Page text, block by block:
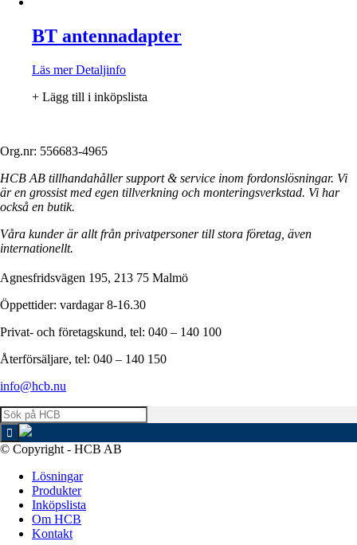
BT antennadapter
Läs merDetaljinfo
+ Lägg till i inköpslista
Org.nr: 556683-4965
HCB AB tillhandahåller support & service inom fordonslösningar. Vi
är en grossist med egen tillverkning och monteringsverkstad. Vi har
också en butik.
Våra kunder är allt från privatpersoner till stora företag, även
internationellt.
Agnesfridsvägen 195, 213 75 Malmö
Öppettider: vardagar 8-16.30
Privat- och företagskund, tel: 040 – 140 100
Återförsäljare, tel: 040 – 140 150
info@hcb.nu
© Copyright - HCB AB
Lösningar
Produkter
Inköpslista
Om HCB
Kontakt